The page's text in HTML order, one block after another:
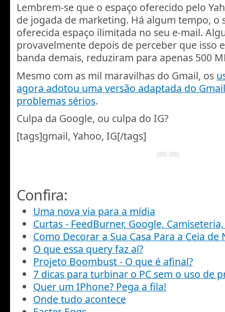
Lembrem-se que o espaço oferecido pelo
de jogada de marketing. Há algum tempo, o
oferecida espaço ilimitada no seu e-mail.
provavelmente depois de perceber que isso
banda demais, reduziram para apenas 500
Mesmo com as mil maravilhas do Gmail, os
agora adotou uma versão adaptada do
problemas sérios.
Culpa da Google, ou culpa do IG?
[tags]gmail, Yahoo, IG[/tags]
Confira:
Uma nova via para a mídia
Curtas - FeedBurner, Google,
Como Decorar a Sua Casa Para a Ceia de
O que essa query faz aí?
Projeto Boombust - O que é afinal?
7 dicas para turbinar o PC sem o uso de
Quer um IPhone? Pega a fila!
Onde tudo acontece